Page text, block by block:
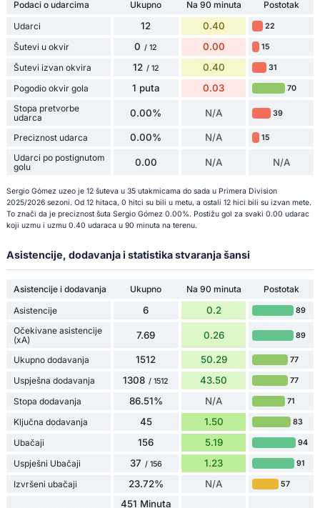
Podaci o udarcima Ukupno Na 90 minuta
Postotak
Udarci
12 0.40 22
Šutevi u okvir 0 / 12 0.00 15
Šutevi izvan okvira 12 / 12 0.40 31
Pogodio okvir gola 1 puta 0.03 70
Stopa pretvorbe
udarca
0.00% N/A 39
Preciznost udarca 0.00% N/A 15
Udarci po postignutom
golu
0.00 N/A N/A
Sergio Gómez uzeo je 12 šuteva u 35 utakmicama do sada u Primera Division
2025/2026 sezoni. Od 12 hitaca, 0 hitci su bili u metu, a ostali 12 hici bili su izvan mete.
To znači da je preciznost šuta Sergio Gómez 0.00%. Postižu gol za svaki 0.00 udarac
koji uzmu i uzmu 0.40 udaraca u 90 minuta na terenu.
Asistencije, dodavanja i statistika stvaranja šansi
Asistencije i dodavanja Ukupno Na 90 minuta
Postotak
Asistencije
6 0.2 89
Očekivane asistencije
(xA)
7.69 0.26 89
Ukupno dodavanja 1512 50.29 77
Uspješna dodavanja 1308 / 1512 43.50 77
Stopa dodavanja 86.51% N/A 71
Ključna dodavanja 45 1.50 83
Ubačaji 156 5.19 94
Uspješni Ubačaji 37 / 156 1.23 91
Izvršeni ubačaji 23.72% N/A 57
451 Minuta